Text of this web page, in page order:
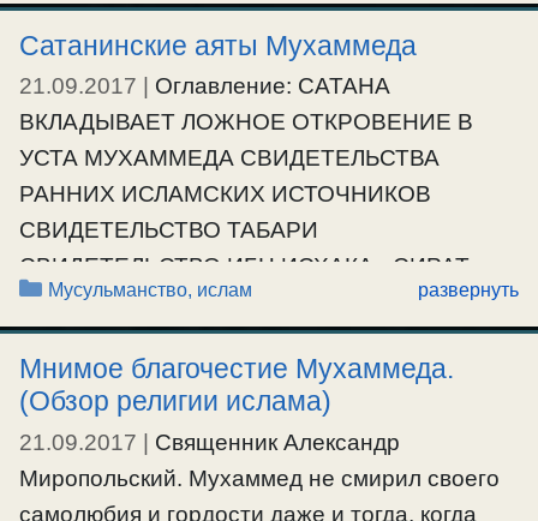
востоковедения Еврейского университета в
Иерусалиме.Когда я спросил своего ученика
Азми Абу Сауда, студента нашей кафедры,
кстати, племянника Арафата: «Какого мира
вы хотите?», …
Ещё…
#мусульмане
Сатанинские аяты Мухаммеда
21.09.2017
Оглавление: САТАНА
ВКЛАДЫВАЕТ ЛОЖНОЕ ОТКРОВЕНИЕ В
УСТА МУХАММЕДА СВИДЕТЕЛЬСТВА
РАННИХ ИСЛАМСКИХ ИСТОЧНИКОВ
СВИДЕТЕЛЬСТВО ТАБАРИ
СВИДЕТЕЛЬСТВО ИБН ИСХАКА «СИРАТ
РАСУЛ АЛЛАХ» СВИДЕТЕЛЬСТВО ВАХИДИ
О САТАНИНСКИХ АЯТАХ МАТЕРИАЛЫ
БИОГРАФИИ МУХАММЕДА О САТАНИНСКИХ
СТИХАХ Одно из наиболее смущающих
событий в жизни Мухаммеда произошло,
когда Сатана вложил свои слова в его уста.
Рубрики
Мусульманство, ислам развернуть
Мнимое благочестие Мухаммеда.
(Обзор религии ислама)
21.09.2017
Священник Александр
Миропольский. Мухаммед не смирил своего
самолюбия и гордости даже и тогда, когда